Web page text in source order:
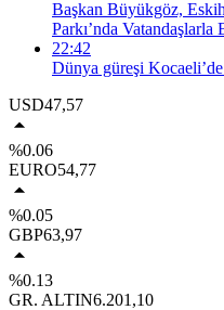
Başkan Büyükgöz,
Parkı’nda
22:42
Dünya güreşi
USD47,57
%0.06
EURO54,77
%0.05
GBP63,97
%0.13
GR. ALTIN6.201,10